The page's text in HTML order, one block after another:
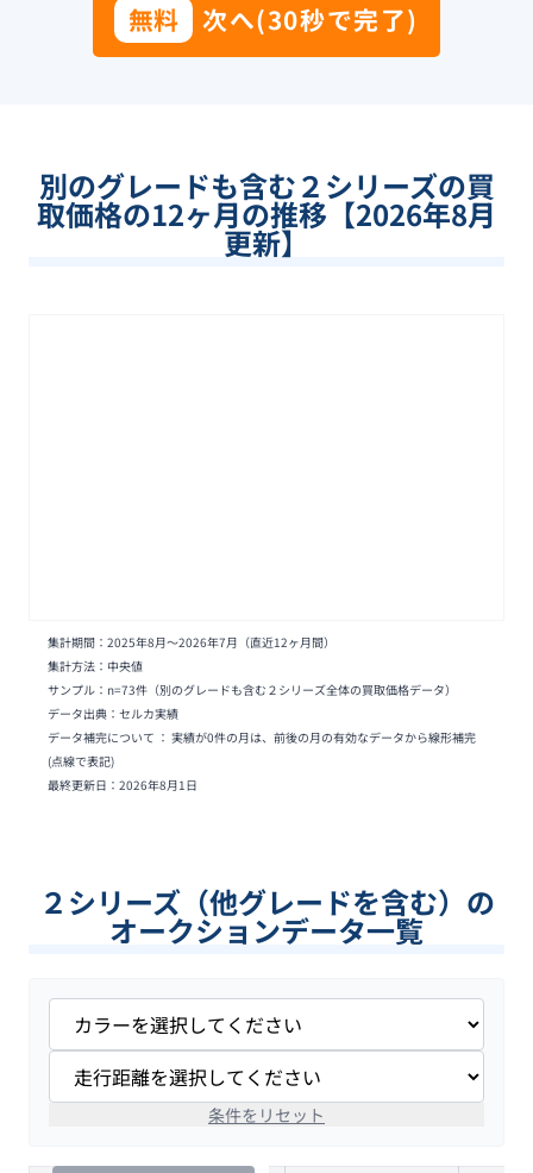
無料 次へ(30秒で完了)
別のグレードも含む２シリーズの買
取価格の12ヶ月の推移【2026年8月
更新】
集計期間： 2025年8月〜2026年7月 （直近12ヶ月間）
集計方法：中央値
サンプル：n=73件 （別のグレードも含む２シリーズ全体の買取価格データ）
データ出典：セルカ実績
データ補完について ： 実績が0件の月は、前後の月の有効なデータから線形補完
(点線で表記)
最終更新日： 2026年8月1日
２シリーズ（他グレードを含む）の
オークションデータ一覧
条件をリセット